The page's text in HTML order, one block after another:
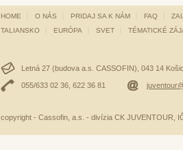
HOME O NÁS PRIDAJ SA K NÁM FAQ
TALIANSKO
EURÓPA SVET TÉMATICKÉ
Letná 27 (budova a.s. CASSOFIN), 043 14
055/633 02 36, 622 36 81
copyright - Cassofin, a.s. - divízia CK JUVENTOUR,